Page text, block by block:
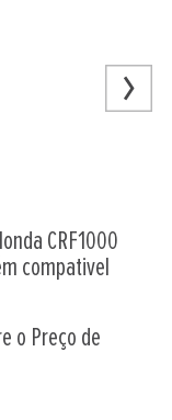
CRF1000
compativel
o Preço de